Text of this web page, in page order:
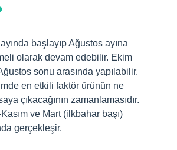
başlayıp Ağustos ayına
olarak devam edebilir. Ekim
sonu arasında yapılabilir.
en etkili faktör ürünün ne
çıkacağının zamanlamasıdır.
ve Mart (ilkbahar başı)
gerçekleşir.